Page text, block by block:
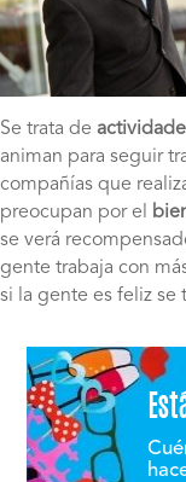
Se trata de
animan para seguir
compañías que
preocupan por el
se verá
gente trabaja con
si la gente es feliz se